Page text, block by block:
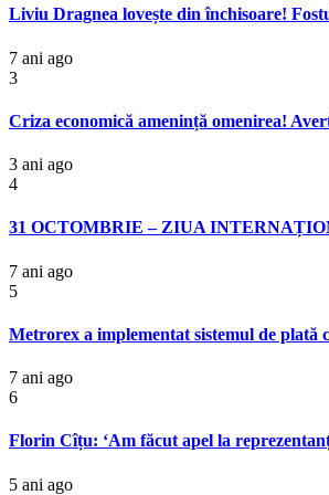
Liviu Dragnea lovește din închisoare!
7 ani ago
3
Criza economică amenință omenirea!
3 ani ago
4
31 OCTOMBRIE – ZIUA
7 ani ago
5
Metrorex a implementat sistemul de plată
7 ani ago
6
Florin Cîțu: ‘Am făcut apel la
5 ani ago